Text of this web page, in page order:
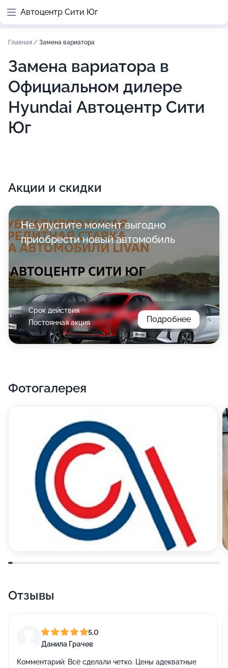
Автоцентр Сити Юг
Главная / Замена вариатора
Замена вариатора в
Официальном дилере
Hyundai Автоцентр Сити
Юг
Акции и скидки
Не упустите момент выгодно
приобрести новый автомобиль
Срок действия
Постоянная акция
Подробнее
Фотогалерея
Отзывы
5,0
Данила Грачев
Комментарий: Всё сделали четко. Цены адекватные